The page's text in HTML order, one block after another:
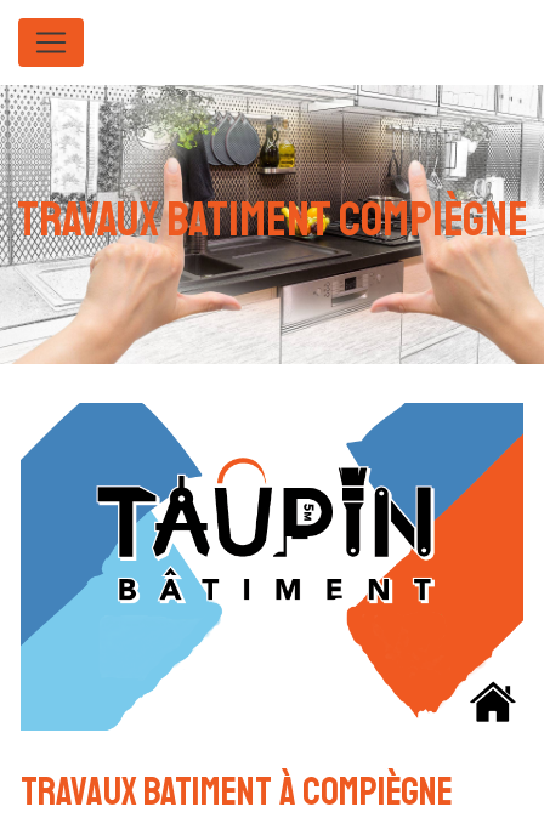
travaux batiment Compiègne
travaux batiment à Compiègne
Panneau de gestion des cookies